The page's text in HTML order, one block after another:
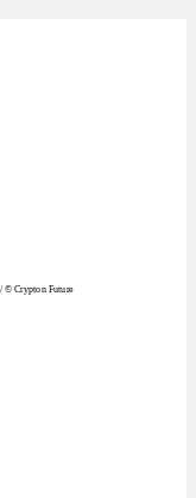
© Crypton Future